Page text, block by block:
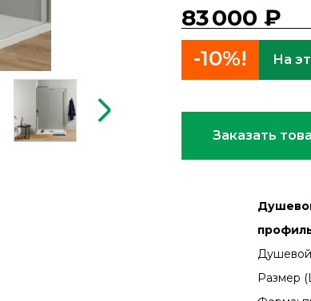
83 000 ₽
-10%! На
Заказать
Душевой
Размер